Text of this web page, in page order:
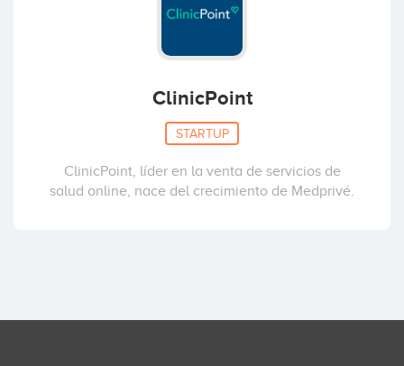
ClinicPoint
STARTUP
ClinicPoint, líder en la venta de servicios de
salud online, nace del crecimiento de Medprivé.